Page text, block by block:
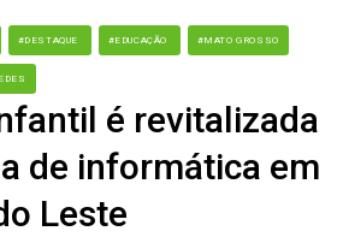
#DESTAQUE #EDUCAÇÃO #MATO GROSSO
é revitalizada
de informática em
Leste